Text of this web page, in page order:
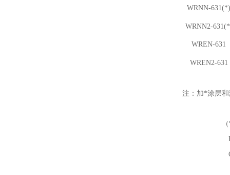
WRNN-631(*)
WRNN2-
WREN-631
WREN2-631
注：加*涂层